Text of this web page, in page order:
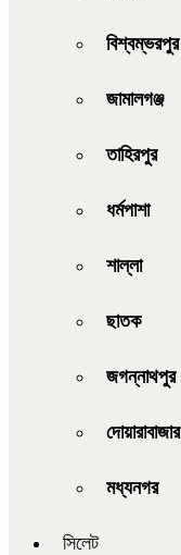
বিশ্বম্ভরপুর
জামালগঞ্জ
তাহিরপুর
ধর্মপাশা
শাল্লা
ছাতক
জগন্নাথপুর
দোয়ারাবাজার
মধ্যনগর
সিলেট